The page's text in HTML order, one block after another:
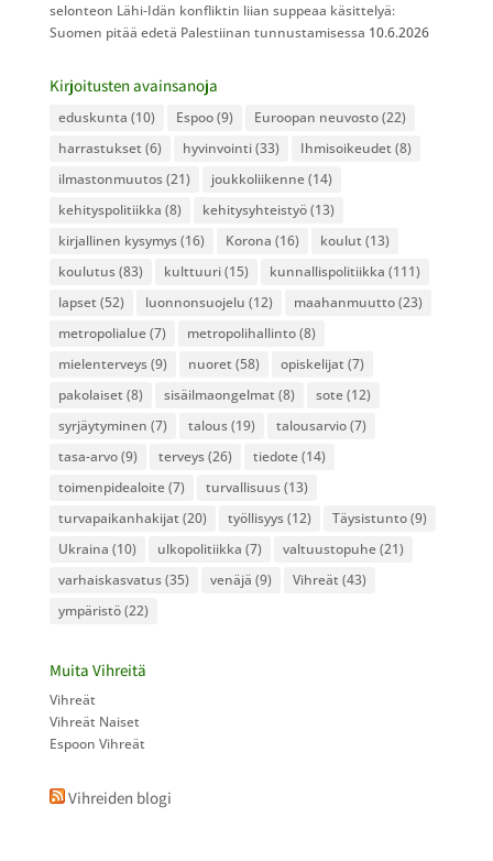
selonteon Lähi-Idän konfliktin liian suppeaa käsittelyä:
Suomen pitää edetä Palestiinan tunnustamisessa 10.6.2026
Kirjoitusten avainsanoja
eduskunta (10) Espoo(9) Euroopan neuvosto(22)
harrastukset (6) hyvinvointi(33) Ihmisoikeudet (8)
ilmastonmuutos(21) joukkoliikenne(14)
kehityspolitiikka (8) kehitysyhteistyö(13)
kirjallinen kysymys(16) Korona (16) koulut (13)
koulutus(83) kulttuuri(15) kunnallispolitiikka (111)
lapset (52) luonnonsuojelu (12) maahanmuutto(23)
metropolialue(7) metropolihallinto(8)
mielenterveys(9) nuoret (58) opiskelijat (7)
pakolaiset (8) sisäilmaongelmat (8) sote(12)
syrjäytyminen (7) talous(19) talousarvio(7)
tasa-arvo(9) terveys(26) tiedote(14)
toimenpidealoite(7) turvallisuus(13)
turvapaikanhakijat (20) työllisyys(12) Täysistunto(9)
Ukraina (10) ulkopolitiikka (7) valtuustopuhe(21)
varhaiskasvatus(35) venäjä (9) Vihreät (43)
ympäristö(22)
Muita Vihreitä
Vihreät
Vihreät Naiset
Espoon Vihreät
Vihreiden blogi